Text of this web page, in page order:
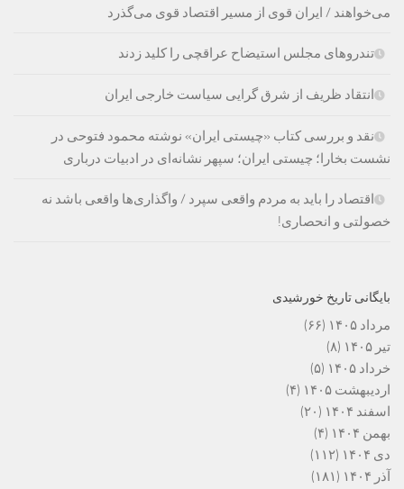
می‌خواهند / ایران قوی از مسیر اقتصاد قوی می‌گذرد
تندروهای مجلس استیضاح عراقچی را کلید زدند
انتقاد ظریف از شرق گرایی سیاست خارجی ایران
نقد و بررسی کتاب «چیستی ایران» نوشته محمود فتوحی در
نشست بخارا؛ چیستی ایران؛ سپهر نشانه‌ای در ادبیات درباری
اقتصاد را باید به مردم واقعی سپرد / واگذاری‌ها واقعی باشد نه
خصولتی و انحصاری!
بایگانی تاریخ خورشیدی
مرداد ۱۴۰۵
(۶۶)
تیر ۱۴۰۵
(۸)
خرداد ۱۴۰۵
(۵)
اردیبهشت ۱۴۰۵
(۴)
اسفند ۱۴۰۴
(۲۰)
بهمن ۱۴۰۴
(۴)
دی ۱۴۰۴
(۱۱۲)
آذر ۱۴۰۴
(۱۸۱)